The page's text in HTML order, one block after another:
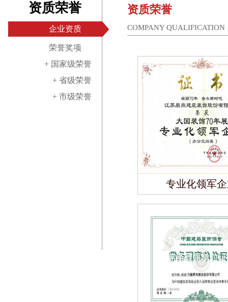
资质荣誉
企业资质
荣誉奖项
+ 国家级荣誉
+ 省级荣誉
+ 市级荣誉
资质荣誉
COMPANY QUALIFICATION
专业化领军